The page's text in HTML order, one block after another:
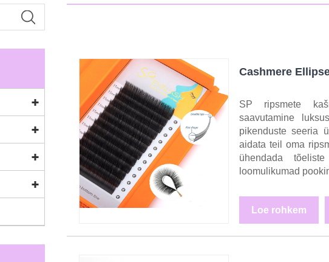
Cashmere
SP ripsmete
saavutamine
pikenduste seeria
aidata teil oma
ühendada
loomulikumad
Loe rohkem